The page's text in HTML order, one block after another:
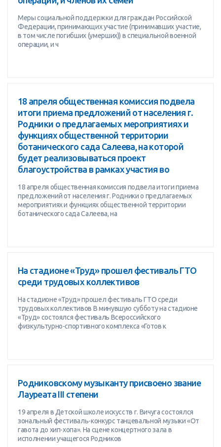
Меры социальной поддержки для граждан Российской
Федерации, принимающих участие (принимавших участие,
в том числе погибших (умерших)) в специальной военной
операции, и ч
18 апреля общественная комиссия подвела
итоги приема предложений от населения г.
Родники о предлагаемых мероприятиях и
функциях общественной территории
ботанического сада Салеева, на которой
будет реализовываться проект
благоустройства в рамках участия во
18 апреля общественная комиссия подвела итоги приема
предложений от населения г. Родники о предлагаемых
мероприятиях и функциях общественной территории
ботанического сада Салеева, на
На стадионе «Труд» прошел фестиваль ГТО
среди трудовых коллективов
На стадионе «Труд» прошел фестиваль ГТО среди
трудовых коллективов В минувшую субботу на стадионе
«Труд» состоялся фестиваль Всероссийского
физкультурно-спортивного комплекса «Готов к
Родниковскому музыканту присвоено звание
Лауреата III степени
19 апреля в Детской школе искусств г. Вичуга состоялся
зональный фестиваль-конкурс танцевальной музыки «От
гавота до хип-хопа». На сцене концертного зала в
исполнении учащегося Родников